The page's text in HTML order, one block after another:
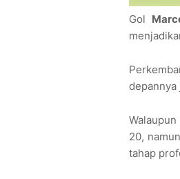
Gol
depannya
20,
tahap